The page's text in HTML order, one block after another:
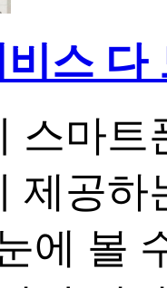
스 다
스마트
제공하
에 볼